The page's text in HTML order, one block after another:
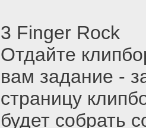
3 Finger Rock
Отдайте
вам задание -
страницу
будет собрать